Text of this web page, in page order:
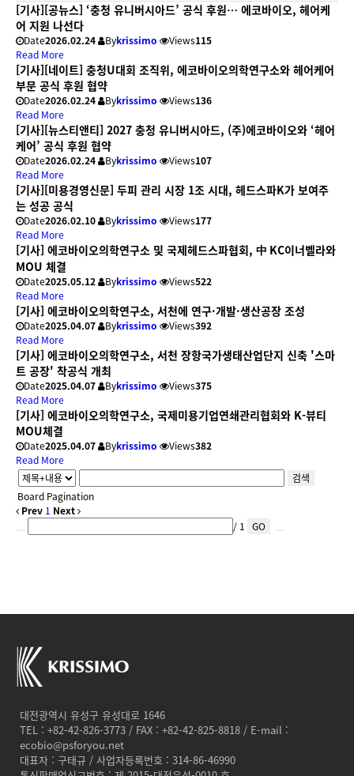
[기사][공뉴스] ‘충청 유니버시아드’ 공식 후원… 에코바이오, 헤어케
어 지원 나선다
Date2026.02.24 Bykrissimo Views115
Read More
[기사][네이트] 충청U대회 조직위, 에코바이오의학연구소와 헤어케어
부문 공식 후원 협약
Date2026.02.24 Bykrissimo Views136
Read More
[기사][뉴스티앤티] 2027 충청 유니버시아드, (주)에코바이오와 ‘헤어
케어’ 공식 후원 협약
Date2026.02.24 Bykrissimo Views107
Read More
[기사][미용경영신문] 두피 관리 시장 1조 시대, 헤드스파K가 보여주
는 성공 공식
Date2026.02.10 Bykrissimo Views177
Read More
[기사] 에코바이오의학연구소 및 국제헤드스파협회, 中 KC이너벨라와
MOU 체결
Date2025.05.12 Bykrissimo Views522
Read More
[기사] 에코바이오의학연구소, 서천에 연구·개발·생산공장 조성
Date2025.04.07 Bykrissimo Views392
Read More
[기사] 에코바이오의학연구소, 서천 장항국가생태산업단지 신축 '스마
트 공장' 착공식 개최
Date2025.04.07 Bykrissimo Views375
Read More
[기사] 에코바이오의학연구소, 국제미용기업연쇄관리협회와 K-뷰티
MOU체결
Date2025.04.07 Bykrissimo Views382
Read More
검색
Board Pagination
Prev 1 Next
/ 1
GO
대전광역시 유성구 유성대로 1646
TEL : +82-42-826-3773 / FAX : +82-42-825-8818 / E-mail :
ecobio@psforyou.net
대표자 : 구태규 / 사업자등록번호 : 314-86-46990